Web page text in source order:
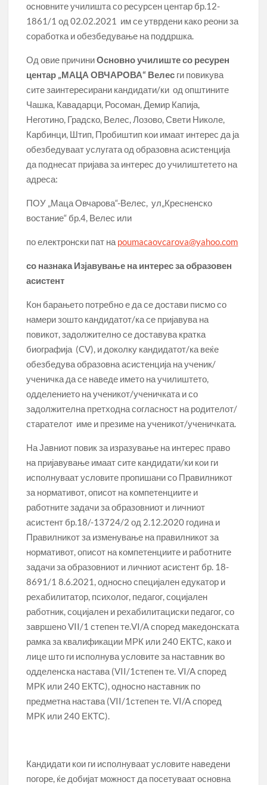
основните училишта со ресурсен центар бр.12-
1861/1 од 02.02.2021 им се утврдени како реони за
соработка и обезбедување на поддршка.
Од овие причиниОсновно училиште со ресурен
центар „МАЦА ОВЧАРОВА“ Велес ги повикува
сите заинтересирани кандидати/ки од општините
Чашка, Кавадарци, Росоман, Демир Капија,
Неготино, Градско, Велес, Лозово, Свети Николе,
Карбинци, Штип, Пробиштип кои имаат интерес да ја
обезбедуваат услугата од образовна асистенција
да поднесат пријава за интерес до училиштетето на
адреса:
ПОУ „Маца Овчарова“-Велес, ул„Кресненско
востание“ бр.4, Велес или
по електронски пат на poumacaovcarova@yahoo.com
со назнака Изјавување на интерес за образовен
асистент
Кон барањето потребно е да се достави писмо со
намери зошто кандидатот/ка се пријавува на
повикот, задолжително се доставува кратка
биографија (CV), и доколку кандидатот/ка веќе
обезбедува образовна асистенција на ученик/
ученичка да се наведе името на училиштето,
одделението на ученикот/ученичката и со
задолжителна претходна согласност на родителот/
старателот име и презиме на ученикот/ученичката.
На Јавниот повик за изразување на интерес право
на пријавување имаат сите кандидати/ки кои ги
исполнуваат условите пропишани со Правилникот
за нормативот, описот на компетенциите и
работните задачи за образовниот и личниот
асистент бр.18/-13724/2 од 2.12.2020 година и
Правилникот за изменување на правилникот за
нормативот, описот на компетенциите и работните
задачи за образовниот и личниот асистент бр. 18-
8691/1 8.6.2021, односно специјален едукатор и
рехабилитатор, психолог, педагог, социјален
работник, социјален и рехабилитациски педагог, со
завршено VII/1 степен те.VI/A според македонската
рамка за квалификации МРК или 240 ЕКТС, како и
лице што ги исполнува условите за наставник во
одделенска настава (VII/1степен те. VI/A според
МРК или 240 ЕКТС), односно наставник по
предметна настава (VII/1степен те. VI/A според
МРК или 240 ЕКТС).
Кандидати кои ги исполнуваат условите наведени
погоре, ќе добијат можност да посетуваат основна